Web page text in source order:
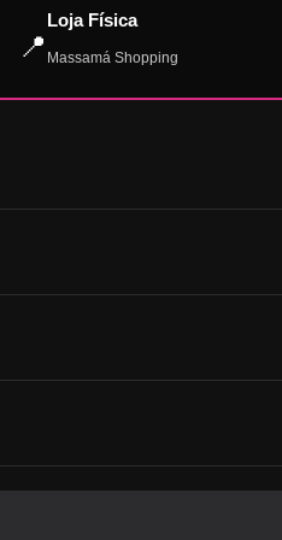
📍
Loja Física
Massamá Shopping